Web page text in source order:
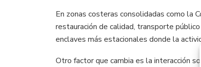
En zonas costeras consolidadas como la
restauración de calidad, transporte
enclaves más estacionales donde la
Otro factor que cambia es la interacción